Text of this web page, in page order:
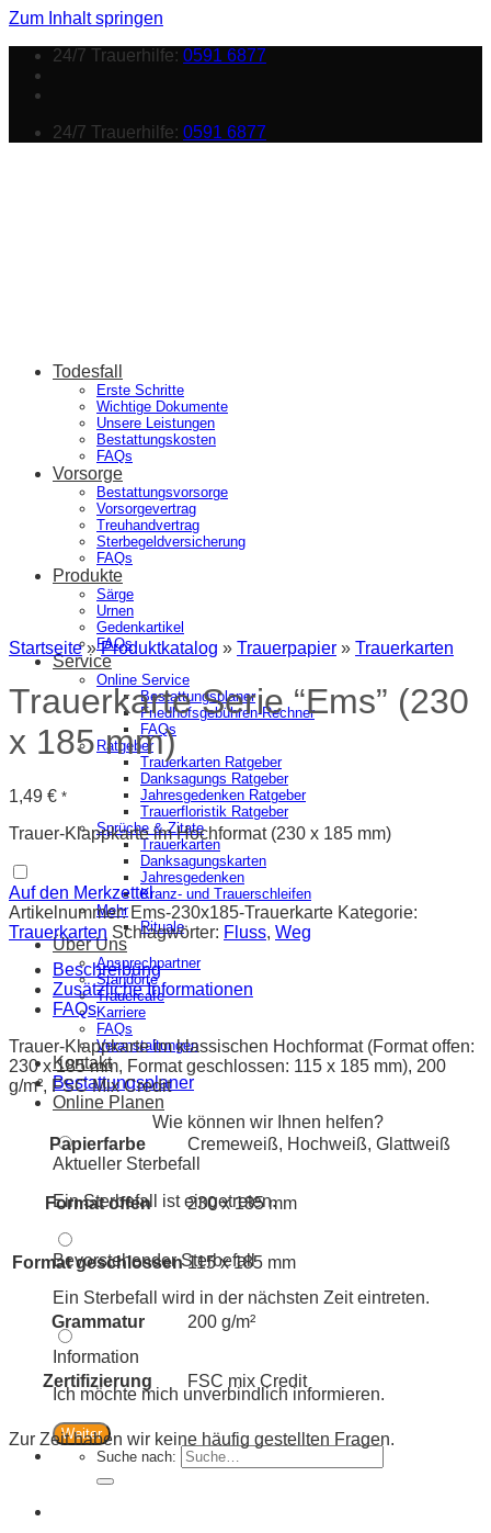
Zum Inhalt springen
24/7 Trauerhilfe: 0591 6877
24/7 Trauerhilfe: 0591 6877
Todesfall
Erste Schritte
Wichtige Dokumente
Unsere Leistungen
Bestattungskosten
FAQs
Vorsorge
Bestattungsvorsorge
Vorsorgevertrag
Treuhandvertrag
Sterbegeldversicherung
FAQs
Produkte
Särge
Urnen
Gedenkartikel
FAQs
Service
Online Service
Bestattungsplaner
Friedhofsgebühren-Rechner
FAQs
Ratgeber
Trauerkarten Ratgeber
Danksagungs Ratgeber
Jahresgedenken Ratgeber
Trauerfloristik Ratgeber
Sprüche & Zitate
Trauerkarten
Danksagungskarten
Jahresgedenken
Kranz- und Trauerschleifen
Mehr
Rituale
Über Uns
Ansprechpartner
Standorte
Trauercafe
Karriere
FAQs
Veranstaltungen
Kontakt
Bestattungsplaner
Online Planen
Wie können wir Ihnen helfen?
Aktueller Sterbefall
Ein Sterbefall ist eingetreten.
Bevorstehender Sterbefall
Ein Sterbefall wird in der nächsten Zeit eintreten.
Information
Ich möchte mich unverbindlich informieren.
Weiter
Suche nach:
Startseite » Produktkatalog » Trauerpapier » Trauerkarten
Trauerkarte Serie “Ems” (230
x 185 mm)
1,49 € *
Trauer-Klappkarte im Hochformat (230 x 185 mm)
Auf den Merkzettel
Artikelnummer:Ems-230x185-Trauerkarte Kategorie:
Trauerkarten Schlagwörter: Fluss, Weg
Beschreibung
Zusätzliche Informationen
FAQs
Trauer-Klappkarte im klassischen Hochformat (Format offen:
230 x 185 mm, Format geschlossen: 115 x 185 mm), 200
g/m², FSC Mix Credit
Papierfarbe Cremeweiß, Hochweiß, Glattweiß
Format offen 230 x 185 mm
Format geschlossen 115 x 185 mm
Grammatur 200 g/m²
Zertifizierung FSC mix Credit
Zur Zeit haben wir keine häufig gestellten Fragen.